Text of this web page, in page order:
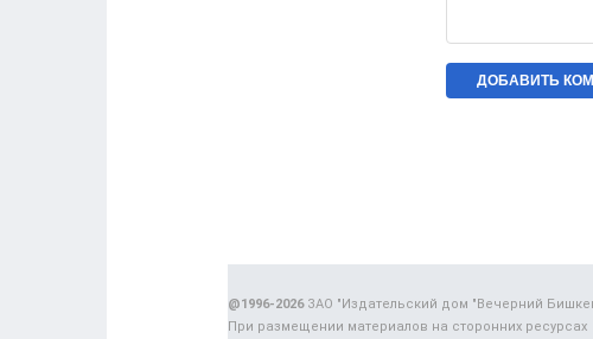
@1996-2026ЗАО "Издательский дом "Вечерний
При размещении материалов на сторонних ресурсах